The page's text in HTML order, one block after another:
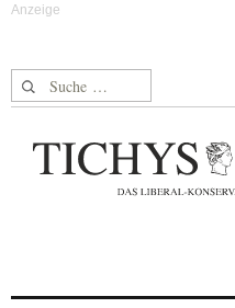
Suche nach: